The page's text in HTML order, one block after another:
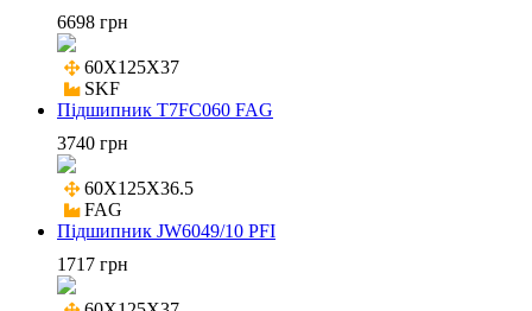
6698 грн
60X125X37
SKF
Підшипник T7FC060 FAG
3740 грн
60X125X36.5
FAG
Підшипник JW6049/10 PFI
1717 грн